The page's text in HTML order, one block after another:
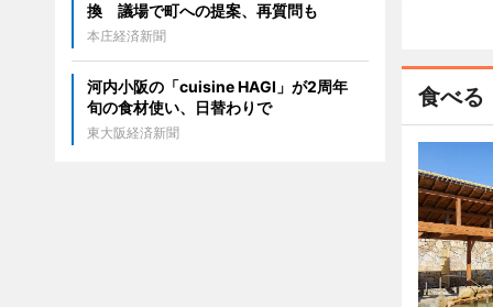
食べる
換 議場で町への提案、再質問も
本庄経済新聞
河内小阪の「cuisine HAGI」が2周年
旬の食材使い、日替わりで
東大阪経済新聞